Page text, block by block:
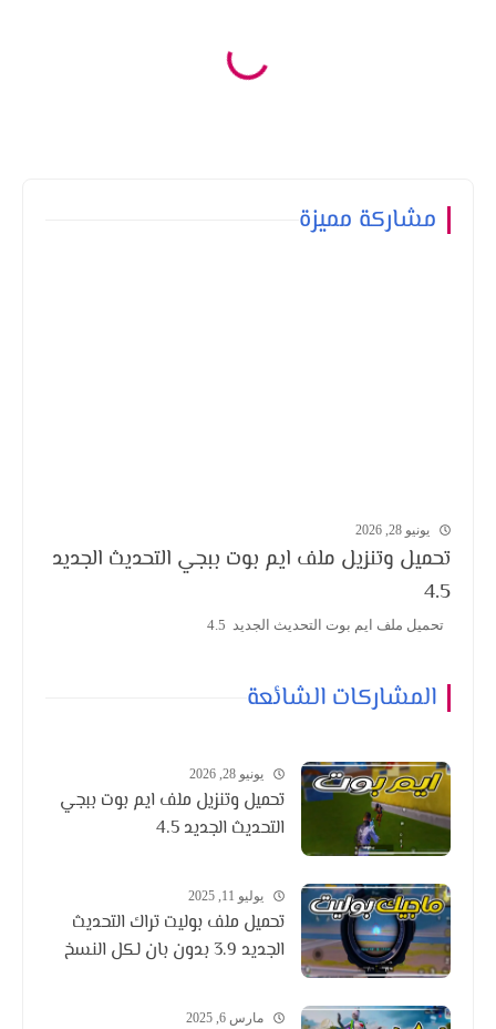
مشاركة مميزة
يونيو 28, 2026
تحميل وتنزيل ملف ايم بوت ببجي التحديث الجديد
4.5
تحميل ملف ايم بوت التحديث الجديد 4.5
المشاركات الشائعة
يونيو 28, 2026
تحميل وتنزيل ملف ايم بوت ببجي
التحديث الجديد 4.5
يوليو 11, 2025
تحميل ملف بوليت تراك التحديث
الجديد 3.9 بدون بان لكل النسخ
مارس 6, 2025